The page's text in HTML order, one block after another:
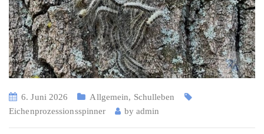
6. Juni 2026 Allgemein, Schulleben
Eichenprozessionsspinner
by admin